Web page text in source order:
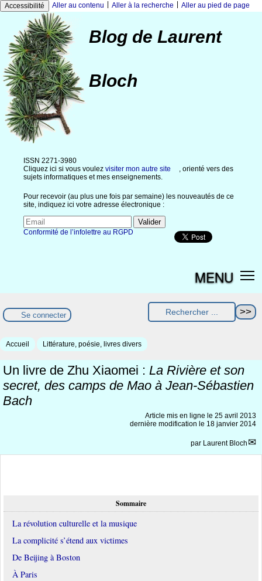
Accessibilité Aller au contenu Aller à la recherche Aller au pied de page
Blog de Laurent
Bloch
ISSN 2271-3980
Cliquez ici si vous voulez visiter mon autre site
, orienté vers des
sujets informatiques et mes enseignements.
Pour recevoir (au plus une fois par semaine) les nouveautés de ce
site, indiquez ici votre adresse électronique :
Conformité de l’infolettre au RGPD
MENU
Se connecter
Accueil Littérature, poésie, livres divers
Un livre de Zhu Xiaomei : La Rivière et son
secret, des camps de Mao à Jean-Sébastien
Bach
Article mis en ligne le 25 avril 2013
dernière modification le 18 janvier 2014
par Laurent Bloch
Sommaire
La révolution culturelle et la musique
La complicité s’étend aux victimes
De Beijing à Boston
À Paris